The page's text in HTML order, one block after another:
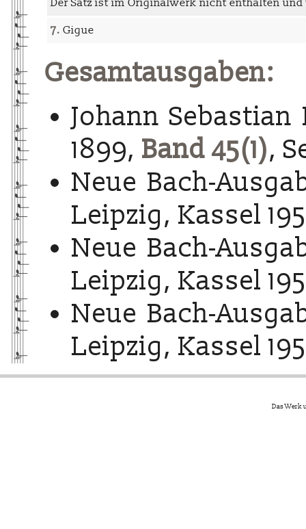
Der Satz ist im Originalwerk nicht enthalten
7. Gigue
Gesamtausgaben:
Johann Sebastian
1899, Band 45(1),
Neue Bach-
Leipzig, Kassel
Neue Bach-
Leipzig, Kassel
Neue Bach-
Leipzig, Kassel
Das Werk